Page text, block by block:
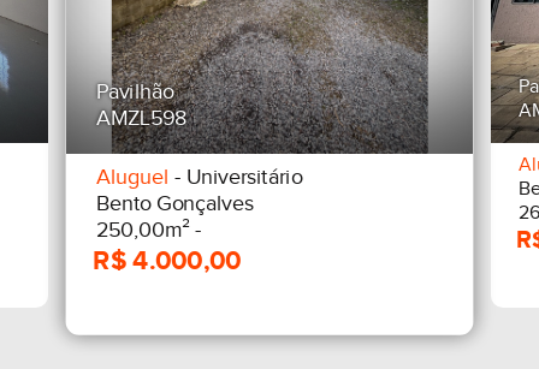
Pavilhão
AMZL598
Aluguel - Universitário
Bento Gonçalves
250,00m² -